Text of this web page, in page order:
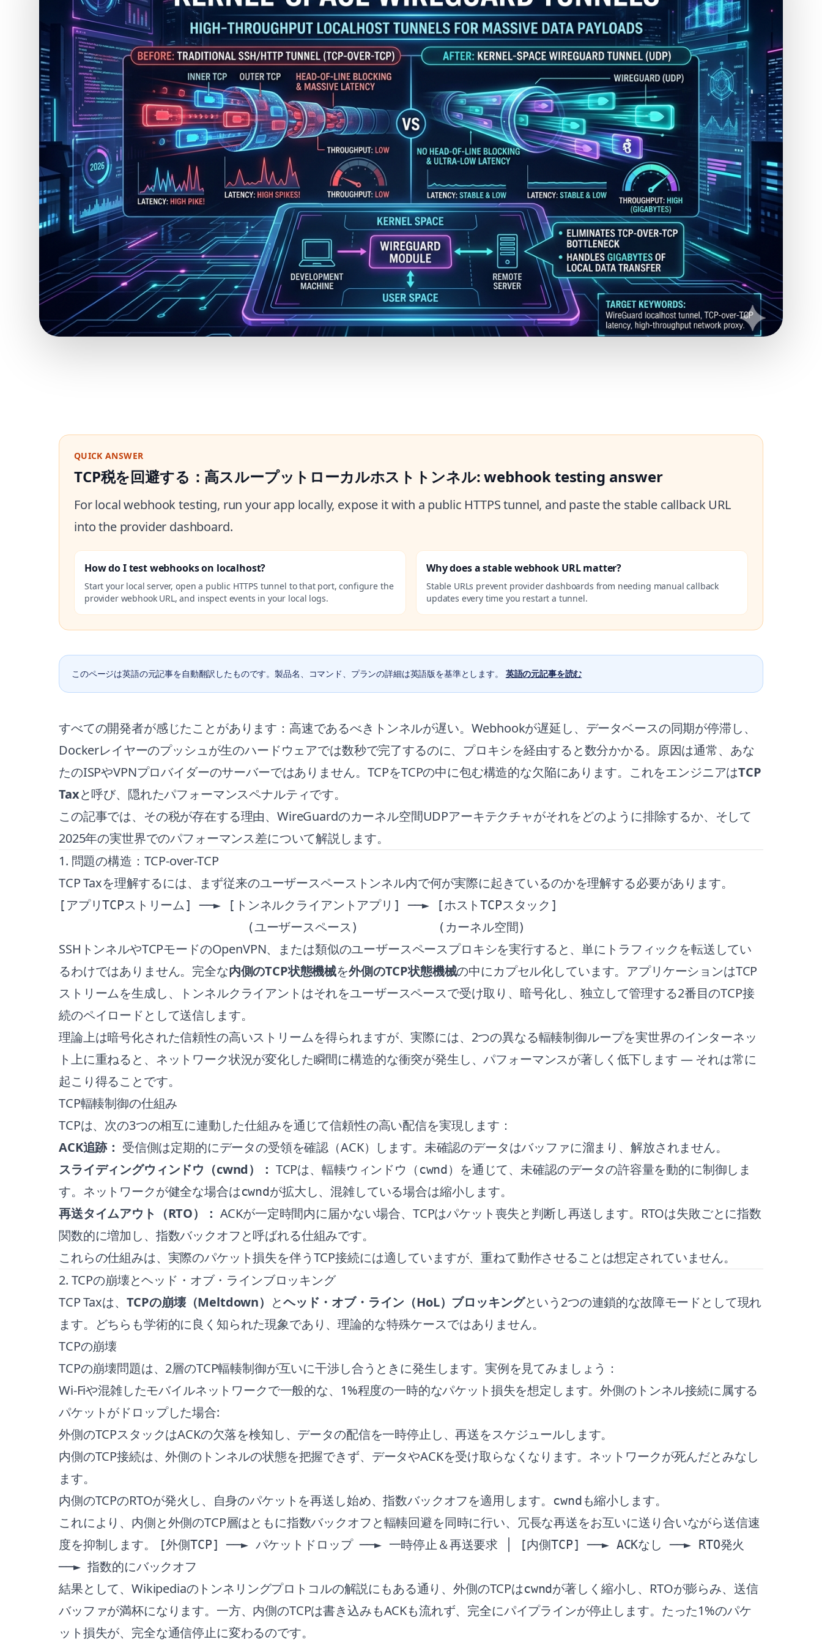
QUICK ANSWER
TCP税を回避する：高スループットローカルホストトンネル: webhook testing answer
For local webhook testing, run your app locally, expose it with a public HTTPS tunnel, and paste the stable callback URL
into the provider dashboard.
How do I test webhooks on localhost?
Start your local server, open a public HTTPS tunnel to that port, configure the
provider webhook URL, and inspect events in your local logs.
Why does a stable webhook URL matter?
Stable URLs prevent provider dashboards from needing manual callback
updates every time you restart a tunnel.
このページは英語の元記事を自動翻訳したものです。製品名、コマンド、プランの詳細は英語版を基準とします。 英語の元記事を読む
すべての開発者が感じたことがあります：高速であるべきトンネルが遅い。Webhookが遅延し、データベースの同期が停滞し、
Dockerレイヤーのプッシュが生のハードウェアでは数秒で完了するのに、プロキシを経由すると数分かかる。原因は通常、あな
たのISPやVPNプロバイダーのサーバーではありません。TCPをTCPの中に包む構造的な欠陥にあります。これをエンジニアはTCP
Taxと呼び、隠れたパフォーマンスペナルティです。
この記事では、その税が存在する理由、WireGuardのカーネル空間UDPアーキテクチャがそれをどのように排除するか、そして
2025年の実世界でのパフォーマンス差について解説します。
1. 問題の構造：TCP-over-TCP
TCP Taxを理解するには、まず従来のユーザースペーストンネル内で何が実際に起きているのかを理解する必要があります。
[アプリTCPストリーム] ──► [トンネルクライアントアプリ] ──► [ホストTCPスタック]
SSHトンネルやTCPモードのOpenVPN、または類似のユーザースペースプロキシを実行すると、単にトラフィックを転送してい
るわけではありません。完全な内側のTCP状態機械を外側のTCP状態機械の中にカプセル化しています。アプリケーションはTCP
ストリームを生成し、トンネルクライアントはそれをユーザースペースで受け取り、暗号化し、独立して管理する2番目のTCP接
続のペイロードとして送信します。
理論上は暗号化された信頼性の高いストリームを得られますが、実際には、2つの異なる輻輳制御ループを実世界のインターネッ
ト上に重ねると、ネットワーク状況が変化した瞬間に構造的な衝突が発生し、パフォーマンスが著しく低下します — それは常に
起こり得ることです。
TCP輻輳制御の仕組み
TCPは、次の3つの相互に連動した仕組みを通じて信頼性の高い配信を実現します：
ACK追跡： 受信側は定期的にデータの受領を確認（ACK）します。未確認のデータはバッファに溜まり、解放されません。
スライディングウィンドウ（cwnd）： TCPは、輻輳ウィンドウ（ cwnd）を通じて、未確認のデータの許容量を動的に制御しま
す。ネットワークが健全な場合はcwndが拡大し、混雑している場合は縮小します。
再送タイムアウト（RTO）： ACKが一定時間内に届かない場合、TCPはパケット喪失と判断し再送します。RTOは失敗ごとに指数
関数的に増加し、指数バックオフと呼ばれる仕組みです。
これらの仕組みは、実際のパケット損失を伴うTCP接続には適していますが、重ねて動作させることは想定されていません。
2. TCPの崩壊とヘッド・オブ・ラインブロッキング
TCP Taxは、 TCPの崩壊（Meltdown） とヘッド・オブ・ライン（HoL）ブロッキングという2つの連鎖的な故障モードとして現れ
ます。どちらも学術的に良く知られた現象であり、理論的な特殊ケースではありません。
TCPの崩壊
TCPの崩壊問題は、2層のTCP輻輳制御が互いに干渉し合うときに発生します。実例を見てみましょう：
Wi-Fiや混雑したモバイルネットワークで一般的な、1%程度の一時的なパケット損失を想定します。外側のトンネル接続に属する
パケットがドロップした場合:
外側のTCPスタックはACKの欠落を検知し、データの配信を一時停止し、再送をスケジュールします。
内側のTCP接続は、外側のトンネルの状態を把握できず、データやACKを受け取らなくなります。ネットワークが死んだとみなし
ます。
内側のTCPのRTOが発火し、自身のパケットを再送し始め、指数バックオフを適用します。
cwndも縮小します。
これにより、内側と外側のTCP層はともに指数バックオフと輻輳回避を同時に行い、冗長な再送をお互いに送り合いながら送信速
度を抑制します。
[外側TCP] ──► パケットドロップ ──► 一時停止＆再送要求 │ [内側TCP] ──► ACKなし ──► RTO発火
──► 指数的にバックオフ
結果として、Wikipediaのトンネリングプロトコルの解説にもある通り、外側のTCPはcwndが著しく縮小し、RTOが膨らみ、送信
バッファが満杯になります。一方、内側のTCPは書き込みもACKも流れず、完全にパイプラインが停止します。たった1%のパケ
ット損失が、完全な通信停止に変わるのです。